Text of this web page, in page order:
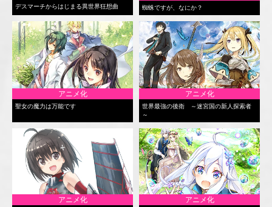
デスマーチからはじまる異世界狂想曲 蜘蛛ですが、なにか？
アニメ化
聖女の魔力は万能です
アニメ化
世界最強の後衛 ～迷宮国の新人探索者
～
アニメ化 アニメ化